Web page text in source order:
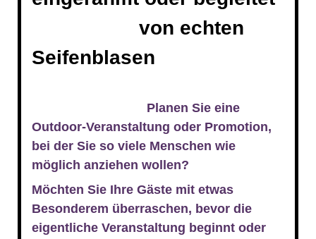
von echten
Seifenblasen
Planen Sie eine
Outdoor-Veranstaltung oder Promotion,
bei der Sie so viele Menschen wie
möglich anziehen wollen?
Möchten Sie Ihre Gäste mit etwas
Besonderem überraschen, bevor die
eigentliche Veranstaltung beginnt oder